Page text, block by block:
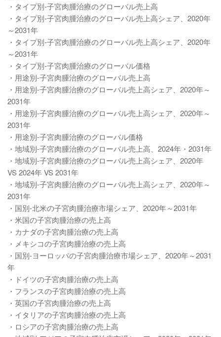
・タイプ別-子宮肉腫治療のグローバル売上高
・タイプ別-子宮肉腫治療のグローバル売上高シェア、2020年
～2031年
・タイプ別-子宮肉腫治療のグローバル売上高シェア、2020年
～2031年
・タイプ別-子宮肉腫治療のグローバル価格
・用途別-子宮肉腫治療のグローバル売上高
・用途別-子宮肉腫治療のグローバル売上高シェア、2020年～
2031年
・用途別-子宮肉腫治療のグローバル売上高シェア、2020年～
2031年
・用途別-子宮肉腫治療のグローバル価格
・地域別-子宮肉腫治療のグローバル売上高、2024年・2031年
・地域別-子宮肉腫治療のグローバル売上高シェア、2020年
VS 2024年 VS 2031年
・地域別-子宮肉腫治療のグローバル売上高シェア、2020年～
2031年
・国別-北米の子宮肉腫治療市場シェア、2020年～2031年
・米国の子宮肉腫治療の売上高
・カナダの子宮肉腫治療の売上高
・メキシコの子宮肉腫治療の売上高
・国別-ヨーロッパの子宮肉腫治療市場シェア、2020年～2031
年
・ドイツの子宮肉腫治療の売上高
・フランスの子宮肉腫治療の売上高
・英国の子宮肉腫治療の売上高
・イタリアの子宮肉腫治療の売上高
・ロシアの子宮肉腫治療の売上高